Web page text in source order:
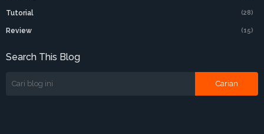
Tutorial (28)
Review (15)
Search This Blog